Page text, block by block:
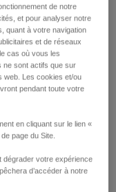
de notre
et pour analyser notre
quant à votre navigation
et de réseaux
cas où vous les
ne sont actifs que sur
web. Les cookies et/ou
pendant toute votre
en cliquant sur le lien «
page du Site.
dégrader votre expérience
d’accéder à notre